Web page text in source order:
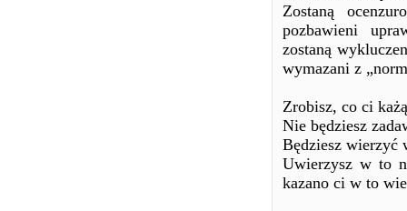
Zostaną
pozbawieni
zostaną
wymazani z
Zrobisz, co ci
Nie będziesz
Będziesz wierzyć
Uwierzysz w to
kazano ci w to